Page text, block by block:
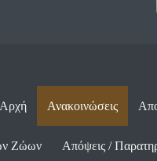
Ανακοινώσεις
Ζώων Απόψεις /